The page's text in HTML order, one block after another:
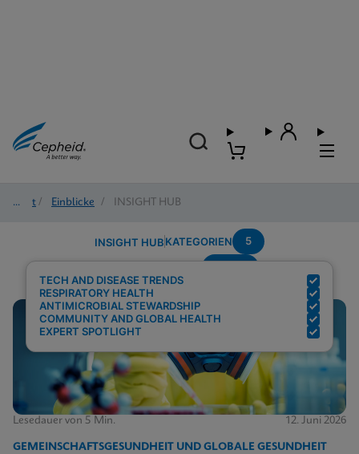
Start / Einblicke / INSIGHT HUB
INSIGHT HUBKATEGORIEN 5
TECH AND DISEASE TRENDS
RESPIRATORY HEALTH
ANTIMICROBIAL STEWARDSHIP
COMMUNITY AND GLOBAL HEALTH
EXPERT SPOTLIGHT
Lesedauer von 5 Min. 12. Juni 2026
GEMEINSCHAFTSGESUNDHEIT UND GLOBALE GESUNDHEIT